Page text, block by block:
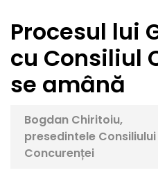
Procesul lui
cu Consiliul
se amână
Bogdan Chiritoiu,
presedintele Consiliului
Concurenței